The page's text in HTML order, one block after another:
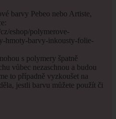
barvy Pebeo nebo Artiste,
eshop/polymerove-
hmoty-barvy-inkousty-folie-
s polymery špatně
vůbec nezaschnou a budou
to případně vyzkoušet na
jestli barvu můžete použít či